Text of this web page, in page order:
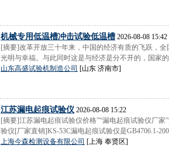
机械专用低温槽冲击试验低温槽 2026-08-08 15:42
[摘要]改革开放三十年来，中国的经济有质的飞跃，
光明与幸福。与此同时这是与经济是分不开的，国家
山东高盛试验机制造公司 [山东 济南市]
江苏漏电起痕试验仪 2026-08-08 15:22
[摘要]江苏漏电起痕试验仪价格”“漏电起痕试验仪厂
验仪[厂家直销]KS-53C漏电起痕试验仪是GB4706.1-
上海今森检测设备有限公司 [上海 奉贤区]